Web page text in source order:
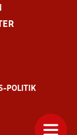
POLITIK